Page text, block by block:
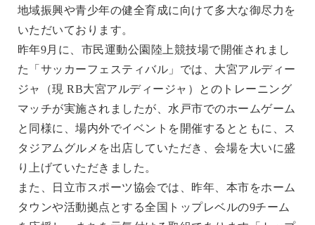
地域振興や青少年の健全育成に向けて多大な御尽力を
いただいております。
昨年9月に、市民運動公園陸上競技場で開催されまし
た「サッカーフェスティバル」では、大宮アルディー
ジャ（現 RB大宮アルディージャ）とのトレーニング
マッチが実施されましたが、水戸市でのホームゲーム
と同様に、場内外でイベントを開催するとともに、ス
タジアムグルメを出店していただき、会場を大いに盛
り上げていただきました。
また、日立市スポーツ協会では、昨年、本市をホーム
タウンや活動拠点とする全国トップレベルの9チーム